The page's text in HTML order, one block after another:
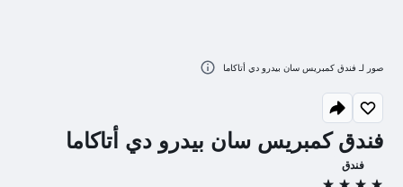
فندق كمبريس سان بيدرو دي أتاكاما
فندق
صور لـ فندق كمبريس سان بيدرو دي أتاكاما